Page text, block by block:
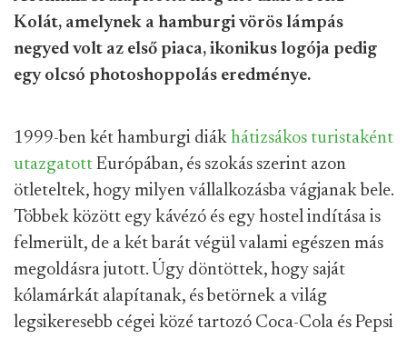
Kolát, amelynek a hamburgi vörös lámpás
negyed volt az első piaca, ikonikus logója pedig
egy olcsó photoshoppolás eredménye.
1999-ben két hamburgi diák hátizsákos turistaként
utazgatott Európában, és szokás szerint azon
ötleteltek, hogy milyen vállalkozásba vágjanak bele.
Többek között egy kávézó és egy hostel indítása is
felmerült, de a két barát végül valami egészen más
megoldásra jutott. Úgy döntöttek, hogy saját
kólamárkát alapítanak, és betörnek a világ
legsikeresebb cégei közé tartozó Coca-Cola és Pepsi